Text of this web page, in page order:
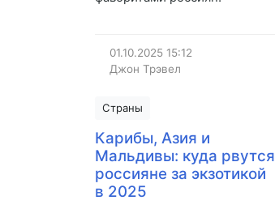
01.10.2025 15:12
Джон Трэвел
Страны
Карибы, Азия и
Мальдивы: куда рвутся
россияне за экзотикой
в 2025